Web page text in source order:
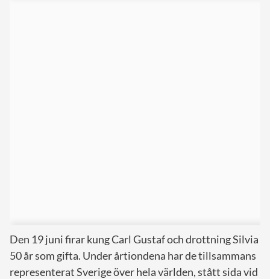
Den 19 juni firar kung Carl Gustaf och drottning Silvia
50 år som gifta. Under årtiondena har de tillsammans
representerat Sverige över hela världen, stått sida vid